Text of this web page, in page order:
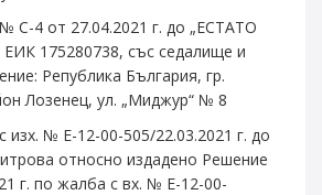
С-4 от 27.04.2021 г. до „ЕСТАТО
175280738, със седалище и
Република България, гр.
Лозенец, ул. „Миджур“ № 8
№ Е-12-00-505/22.03.2021 г. до
относно издадено Решение
г. по жалба с вх. № Е-12-00-